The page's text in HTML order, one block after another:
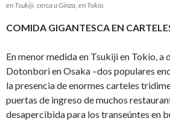
en Tsukiji, cerca a Ginza, en Tokio.
COMIDA GIGANTESCA EN
En menor medida en Tsukiji en Tokio, a
Dotonbori en Osaka –dos populares
la presencia de enormes carteles
puertas de ingreso de muchos
desapercibida para los transeúntes en